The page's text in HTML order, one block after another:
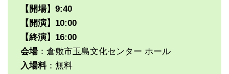
【開場】9:40
【開演】10:00
【終演】16:00
会場：倉敷市玉島文化センター ホール
入場料：無料